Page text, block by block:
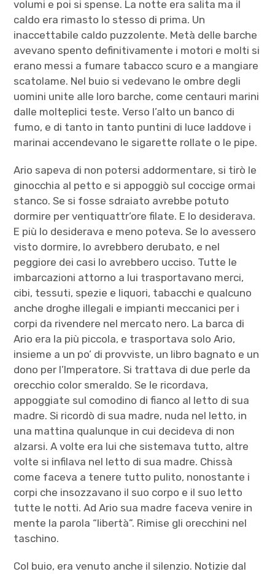
volumi e poi si spense. La notte era salita ma il
caldo era rimasto lo stesso di prima. Un
inaccettabile caldo puzzolente. Metà delle barche
avevano spento definitivamente i motori e molti si
erano messi a fumare tabacco scuro e a mangiare
scatolame. Nel buio si vedevano le ombre degli
uomini unite alle loro barche, come centauri marini
dalle molteplici teste. Verso l’alto un banco di
fumo, e di tanto in tanto puntini di luce laddove i
marinai accendevano le sigarette rollate o le pipe.
Ario sapeva di non potersi addormentare, si tirò le
ginocchia al petto e si appoggiò sul coccige ormai
stanco. Se si fosse sdraiato avrebbe potuto
dormire per ventiquattr’ore filate. E lo desiderava.
E più lo desiderava e meno poteva. Se lo avessero
visto dormire, lo avrebbero derubato, e nel
peggiore dei casi lo avrebbero ucciso. Tutte le
imbarcazioni attorno a lui trasportavano merci,
cibi, tessuti, spezie e liquori, tabacchi e qualcuno
anche droghe illegali e impianti meccanici per i
corpi da rivendere nel mercato nero. La barca di
Ario era la più piccola, e trasportava solo Ario,
insieme a un po’ di provviste, un libro bagnato e un
dono per l’Imperatore. Si trattava di due perle da
orecchio color smeraldo. Se le ricordava,
appoggiate sul comodino di fianco al letto di sua
madre. Si ricordò di sua madre, nuda nel letto, in
una mattina qualunque in cui decideva di non
alzarsi. A volte era lui che sistemava tutto, altre
volte si infilava nel letto di sua madre. Chissà
come faceva a tenere tutto pulito, nonostante i
corpi che insozzavano il suo corpo e il suo letto
tutte le notti. Ad Ario sua madre faceva venire in
mente la parola “libertà”. Rimise gli orecchini nel
taschino.
Col buio, era venuto anche il silenzio. Notizie dal